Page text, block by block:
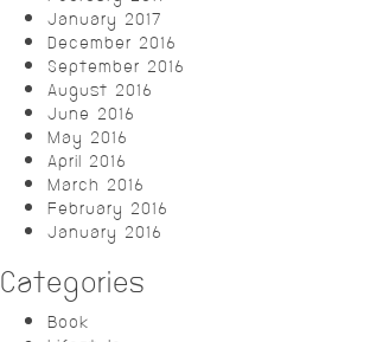
January 2017
December 2016
September 2016
August 2016
June 2016
May 2016
April 2016
March 2016
February 2016
January 2016
Categories
Book